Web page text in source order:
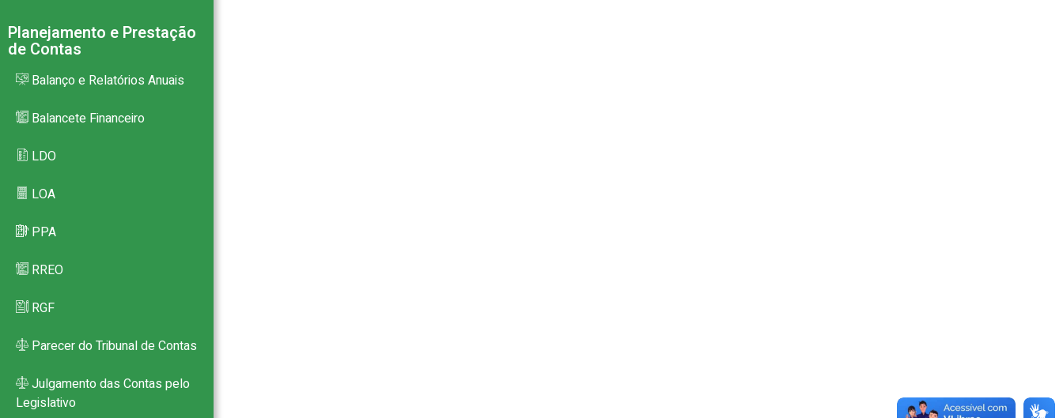
Planejamento e Prestação
de Contas
Balanço e Relatórios Anuais
Balancete Financeiro
LDO
LOA
PPA
RREO
RGF
Parecer do Tribunal de Contas
Julgamento das Contas pelo
Legislativo